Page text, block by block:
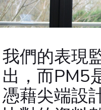
我們的表現
出，而PM5
憑藉尖端設